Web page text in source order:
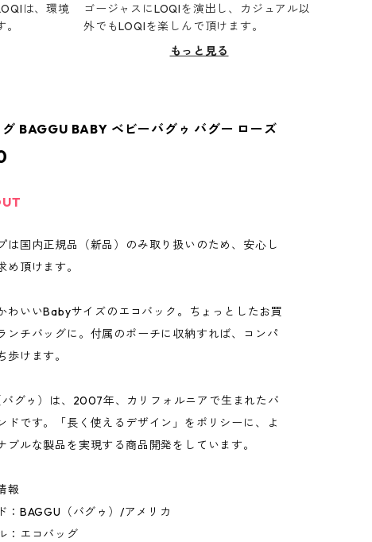
は、環境
ゴージャスにLOQIを演出し、カジュアル以
外でもLOQIを楽しんで頂けます。
もっと見る
BAGGU BABY ベビーバグゥ バグー ローズ
は国内正規品（新品）のみ取り扱いのため、安心し
め頂けます。
わいいBabyサイズのエコバック。ちょっとしたお買
ンチバッグに。付属のポーチに収納すれば、コンパ
歩けます。
バグゥ）は、2007年、カリフォルニアで生まれたバ
ドです。「長く使えるデザイン」をポリシーに、よ
ブルな製品を実現する商品開発をしています。
報
：BAGGU（バグゥ）/アメリカ
：エコバッグ